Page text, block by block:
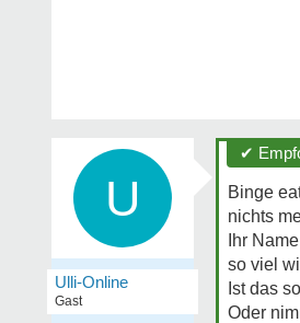
U
Ulli-Online
Gast
✔
Binge
nichts
Ihr
so viel
Ist das
Oder